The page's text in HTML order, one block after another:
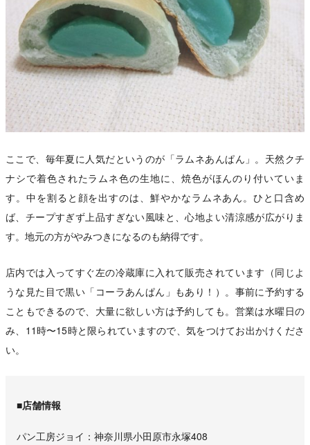
ここで、毎年夏に人気だというのが「ラムネあんぱん」。天然クチ
ナシで着色されたラムネ色の生地に、焼色がほんのり付いていま
す。中を割ると顔を出すのは、鮮やかなラムネあん。ひと口含め
ば、チープすぎず上品すぎない風味と、心地よい清涼感が広がりま
す。地元の方がやみつきになるのも納得です。
店内では入ってすぐ左の冷蔵庫に入れて販売されています（同じよ
うな見た目で黒い「コーラあんぱん」もあり！）。事前に予約する
こともできるので、大量に欲しい方は予約しても。営業は水曜日の
み、11時〜15時と限られていますので、気をつけてお出かけくださ
い。
■店舗情報
パン工房ジョイ
神奈川県小田原市永塚408